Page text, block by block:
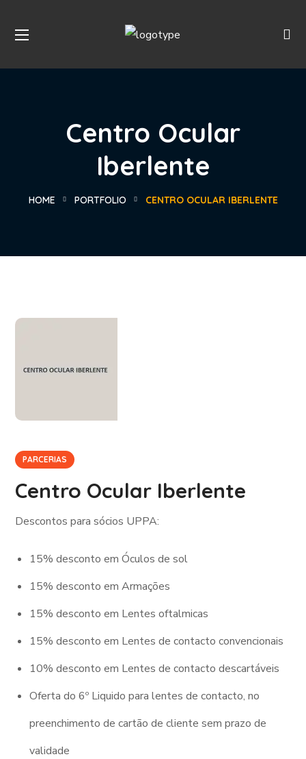
Centro Ocular
Iberlente
HOME PORTFOLIO CENTRO OCULAR IBERLENTE
PARCERIAS
Centro Ocular Iberlente
Descontos para sócios UPPA:
15% desconto em Óculos de sol
15% desconto em Armações
15% desconto em Lentes oftalmicas
15% desconto em Lentes de contacto convencionais
10% desconto em Lentes de contacto descartáveis
Oferta do 6º Liquido para lentes de contacto, no
preenchimento de cartão de cliente sem prazo de
validade